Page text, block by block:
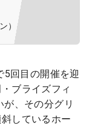
）
回目の開催を迎
ブライズフィ
、その分グリ
しているホー